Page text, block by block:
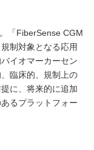
「FiberSense CGM
制対象となる応用
イオマーカーセン
臨床的、規制上の
に、将来的に追加
るプラットフォー